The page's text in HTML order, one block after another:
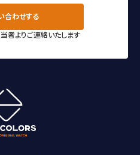
合わせする
者よりご連絡いたします